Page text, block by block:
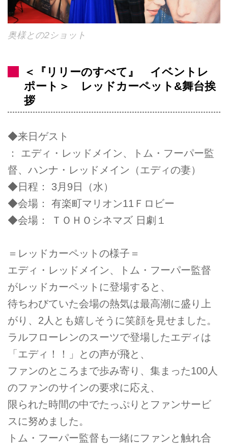
奥様との2ショット
＜『リリーのすべて』 イベントレ
ポート＞ レッドカーペット&舞台挨
拶
◆来日ゲスト
： エディ・レッドメイン、トム・フーパー監
督、ハンナ・レッドメイン（エディの妻）
◆日程： 3月9日（水）
◆会場： 有楽町マリオン11Ｆロビー
◆会場： ＴＯＨＯシネマズ 日劇１
＝レッドカーペットの様子＝
エディ・レッドメイン、トム・フーパー監督
がレッドカーペットに登場すると、
待ちわびていた会場の熱気は最高潮に盛り上
がり、2人とも嬉しそうに笑顔を見せました。
ラルフローレンのスーツで登場したエディは
「エディ！！」との声が飛と、
ファンのところまで歩み寄り、集まった100人
のファンのサインの要求に応え、
限られた時間の中でたっぷりとファンサービ
スに努めました。
トム・フーパー監督も一緒にファンと触れ合